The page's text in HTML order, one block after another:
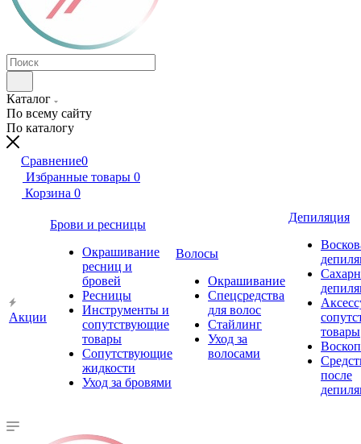
Каталог
По всему сайту
По каталогу
Сравнение0
Избранные товары 0
Корзина 0
Акции
Брови и ресницы
Окрашивание
ресниц и
бровей
Ресницы
Инструменты и
сопутствующие
товары
Сопутствующие
жидкости
Уход за бровями
Волосы
Окрашивание
Спецсредства
для волос
Стайлинг
Уход за
волосами
Депиляция
товары
после